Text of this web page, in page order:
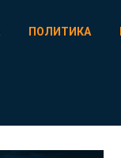
ПОЛИТИКА